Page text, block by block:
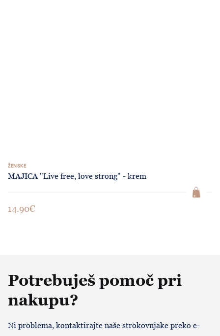
ŽENSKE
MAJICA "Live free, love strong" - krem
14.90€
Potrebuješ pomoč pri
nakupu?
Ni problema, kontaktirajte naše strokovnjake preko e-